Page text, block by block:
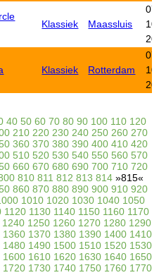
Klassiek Maassluis
Klassiek Rotterdam
40 50 60 70 80 90 100 110 120
210 220 230 240 250 260 270
360 370 380 390 400 410 420
510 520 530 540 550 560 570
660 670 680 690 700 710 720
810 811 812 813 814 »815«
860 870 880 890 900 910 920
1010 1020 1030 1040 1050
1120 1130 1140 1150 1160 1170
1240 1250 1260 1270 1280 1290
1360 1370 1380 1390 1400 1410
1480 1490 1500 1510 1520 1530
1600 1610 1620 1630 1640 1650
1720 1730 1740 1750 1760 1770